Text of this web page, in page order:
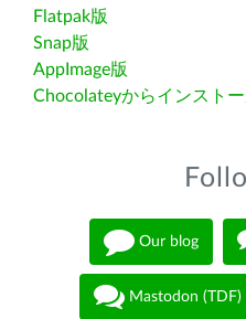
Flatpak版
Snap版
AppImage版
Chocolateyからインスト
Our blog
Mastodon (TDF)